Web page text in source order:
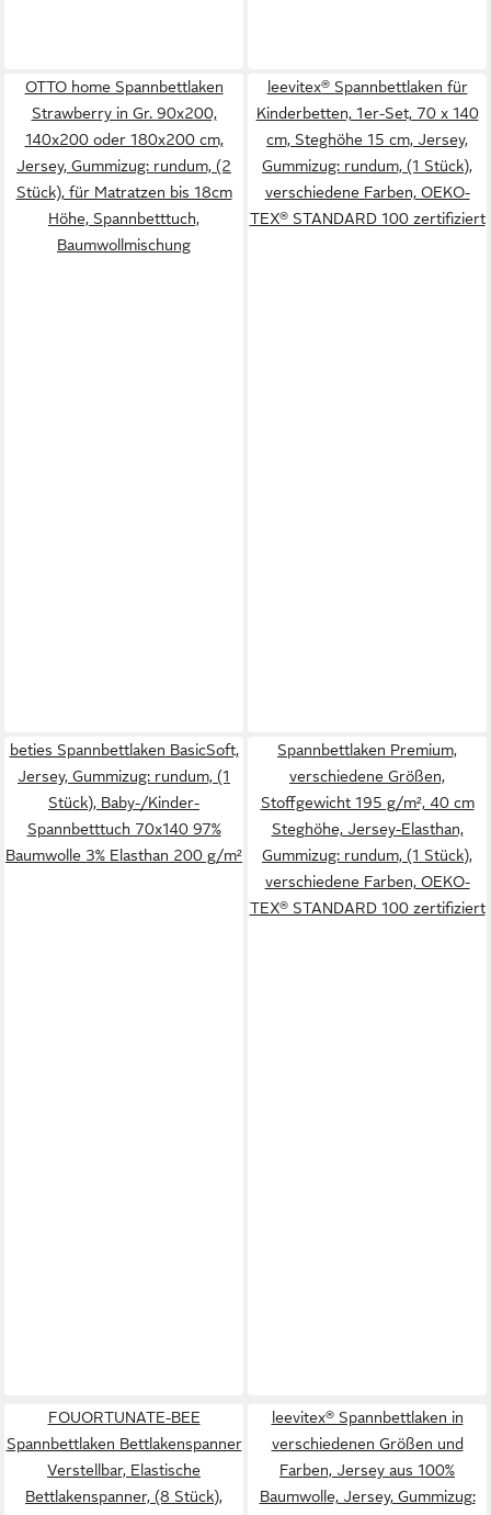
OTTO home Spannbettlaken
Strawberry in Gr. 90x200,
140x200 oder 180x200 cm,
Jersey, Gummizug: rundum, (2
Stück), für Matratzen bis 18cm
Höhe, Spannbetttuch,
Baumwollmischung
leevitex® Spannbettlaken für
Kinderbetten, 1er-Set, 70 x 140
cm, Steghöhe 15 cm, Jersey,
Gummizug: rundum, (1 Stück),
verschiedene Farben, OEKO-
TEX® STANDARD 100 zertifiziert
beties Spannbettlaken BasicSoft,
Jersey, Gummizug: rundum, (1
Stück), Baby-/Kinder-
Spannbetttuch 70x140 97%
Baumwolle 3% Elasthan 200 g/m²
Spannbettlaken Premium,
verschiedene Größen,
Stoffgewicht 195 g/m², 40 cm
Steghöhe, Jersey-Elasthan,
Gummizug: rundum, (1 Stück),
verschiedene Farben, OEKO-
TEX® STANDARD 100 zertifiziert
FOUORTUNATE-BEE
Spannbettlaken Bettlakenspanner
Verstellbar, Elastische
Bettlakenspanner, (8 Stück),
leevitex® Spannbettlaken in
verschiedenen Größen und
Farben, Jersey aus 100%
Baumwolle, Jersey, Gummizug: